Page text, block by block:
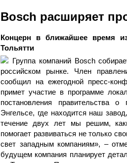
Bosch расширяет
Концерн в ближайшее время
Тольятти
Группа компаний Bosch
российском рынке. Член
сообщил на ежегодной пресс-
примет участие в программе
постановления правительства
Энгельсе, где находится наш
течение двух лет мы решим,
помогает развиваться не только
свет западным компаниям», –
будущем компания планирует